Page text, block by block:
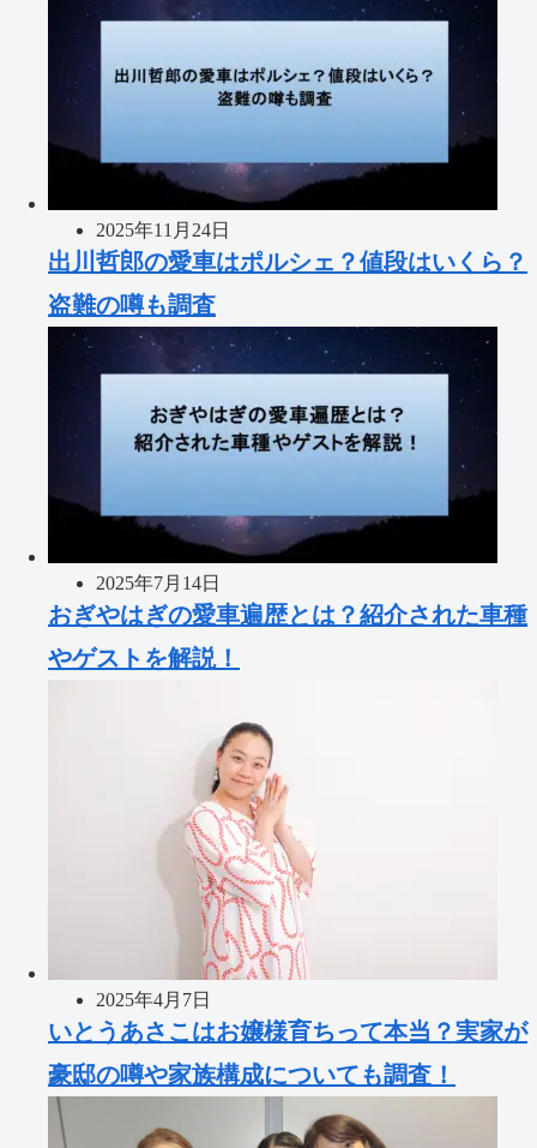
2025年11月24日
出川哲郎の愛車はポルシェ？値段はいくら？
盗難の噂も調査
2025年7月14日
おぎやはぎの愛車遍歴とは？紹介された車種
やゲストを解説！
2025年4月7日
いとうあさこはお嬢様育ちって本当？実家が
豪邸の噂や家族構成についても調査！